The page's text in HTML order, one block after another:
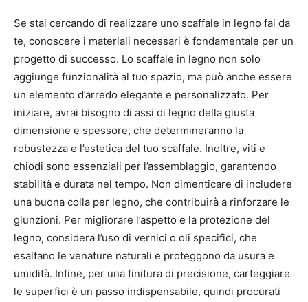
Se stai cercando di realizzare uno scaffale in legno fai da
te, conoscere i materiali necessari è fondamentale per un
progetto di successo. Lo scaffale in legno non solo
aggiunge funzionalità al tuo spazio, ma può anche essere
un elemento d’arredo elegante e personalizzato. Per
iniziare, avrai bisogno di assi di legno della giusta
dimensione e spessore, che determineranno la
robustezza e l’estetica del tuo scaffale. Inoltre, viti e
chiodi sono essenziali per l’assemblaggio, garantendo
stabilità e durata nel tempo. Non dimenticare di includere
una buona colla per legno, che contribuirà a rinforzare le
giunzioni. Per migliorare l’aspetto e la protezione del
legno, considera l’uso di vernici o oli specifici, che
esaltano le venature naturali e proteggono da usura e
umidità. Infine, per una finitura di precisione, carteggiare
le superfici è un passo indispensabile, quindi procurati